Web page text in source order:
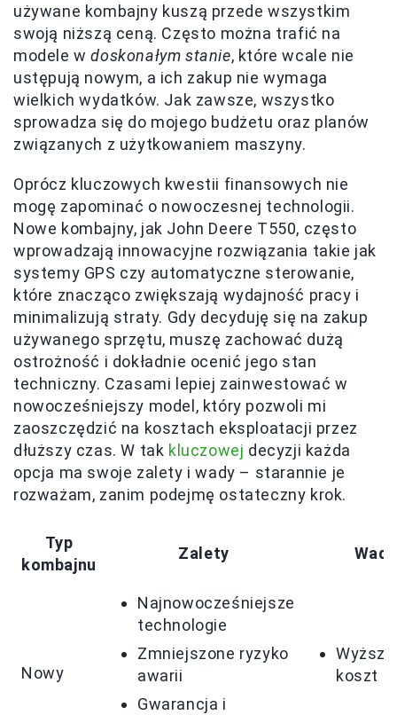
używane kombajny kuszą przede wszystkim
swoją niższą ceną. Często można trafić na
modele wdoskonałym stanie, które wcale nie
ustępują nowym, a ich zakup nie wymaga
wielkich wydatków. Jak zawsze, wszystko
sprowadza się do mojego budżetu oraz planów
związanych z użytkowaniem maszyny.
Oprócz kluczowych kwestii finansowych nie
mogę zapominać o nowoczesnej technologii.
Nowe kombajny, jak John Deere T550, często
wprowadzają innowacyjne rozwiązania takie jak
systemy GPS czy automatyczne sterowanie,
które znacząco zwiększają wydajność pracy i
minimalizują straty. Gdy decyduję się na zakup
używanego sprzętu, muszę zachować dużą
ostrożność i dokładnie ocenić jego stan
techniczny. Czasami lepiej zainwestować w
nowocześniejszy model, który pozwoli mi
zaoszczędzić na kosztach eksploatacji przez
dłuższy czas. W tak kluczowej decyzji każda
opcja ma swoje zalety i wady – starannie je
rozważam, zanim podejmę ostateczny krok.
Typ
kombajnu
Zalety Wady
Nowy
Najnowocześniejsze
technologie
Zmniejszone ryzyko
awarii
Gwarancja i
Wyższy
koszt